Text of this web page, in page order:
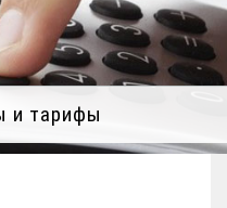
и тарифы